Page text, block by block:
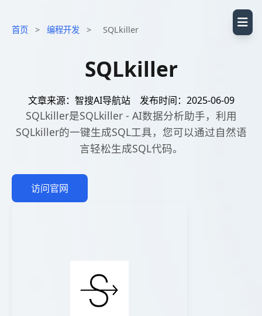
首页 > 编程开发 > SQLkiller
SQLkiller
文章来源：智搜AI导航站 发布时间：2025-06-09
SQLkiller是SQLkiller - AI数据分析助手，​利用
SQLkiller的一键生成SQL工具，您可以通过自然语
言轻松生成SQL代码。
访问官网